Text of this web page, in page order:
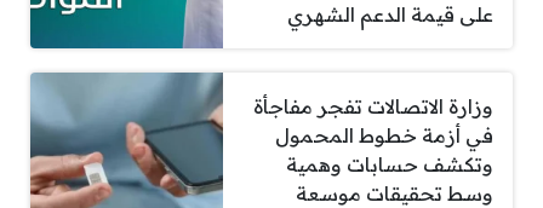
على قيمة الدعم الشهري
وزارة الاتصالات تفجر مفاجأة
في أزمة خطوط المحمول
وتكشف حسابات وهمية
وسط تحقيقات موسعة